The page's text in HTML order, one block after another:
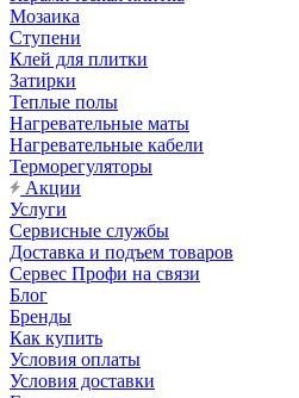
Мозаика
Ступени
Клей для плитки
Затирки
Теплые полы
Нагревательные маты
Нагревательные кабели
Терморегуляторы
Акции
Услуги
Сервисные службы
Доставка и подъем товаров
Сервес Профи на связи
Блог
Бренды
Как купить
Условия оплаты
Условия доставки